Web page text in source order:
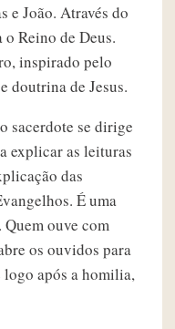
e João. Através do
o Reino de Deus.
inspirado pelo
doutrina de Jesus.
sacerdote se dirige
explicar as leituras
das
É uma
ouve com
os ouvidos para
após a homilia,